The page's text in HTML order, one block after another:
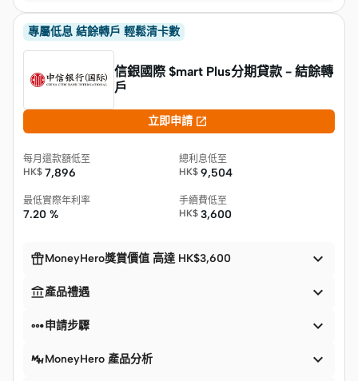
專屬低息 結餘轉戶 輕鬆清卡數
信銀國際 $mart Plus分期貸款 - 結餘轉
戶
立即申請 
每月還款額低至
HK$ 7,896
總利息低至
HK$ 9,504
最低實際年利率
7.20 %
手續費低至
HK$ 3,600
MoneyHero獎賞價值 高達 HK$3,600 
產品禮遇 
申請步驟 
MoneyHero 產品分析 